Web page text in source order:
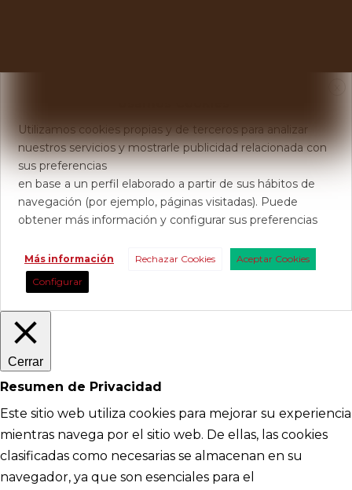
Utilizamos cookies propias y de terceros para analizar
nuestros servicios y mostrarle publicidad relacionada con
sus preferencias
en base a un perfil elaborado a partir de sus hábitos de
navegación (por ejemplo, páginas visitadas). Puede
obtener más información y configurar sus preferencias
Más información Rechazar Cookies
Aceptar Cookies
Configurar
Cerrar
Resumen de Privacidad
Este sitio web utiliza cookies para mejorar su experiencia
mientras navega por el sitio web. De ellas, las cookies
clasificadas como necesarias se almacenan en su
navegador, ya que son esenciales para el